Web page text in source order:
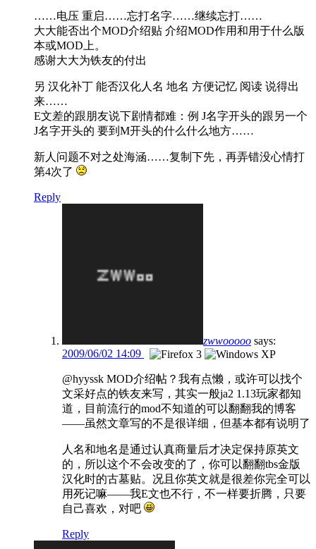
……电压 重启……忘打名字……继续忘打……
大大能否出个MOD介绍贴 介绍MOD作用和用于什么版
本或MOD上。
感谢大大为铁友的付出
另 汉化补丁 能否汉化人名 地名 方便记忆 阅读 说得出
来……
E文差的跟朋友说下剧情都难：例 J名字开头的跟另一个
J名字开头的 要到M开头的什么什么地方……
新人问题不对之处海涵……复制下先，再弄错没心情打
第4次了
Reply
zwwooooo says:
2009/06/02 14:09
@hyyssk MOD介绍帖？我有点懒，或许可以找个
文采好点的铁友来写，其实一般ja2 1.13玩家都知
道，目前流行的mod不知道的可以翻翻我的博客
——虽然文章写的不是很详细，但基本都有说明了
人名和地名是通过认真商量后才决定保持原英文
的，所以这个不会改变的了，你可以翻翻tbs金版
汉化时的古墓贴。况且你英文就是很差你完全可以
用死记嘛——我E文也不行，不一样要折腾，只要
自己喜欢，对吧
Reply